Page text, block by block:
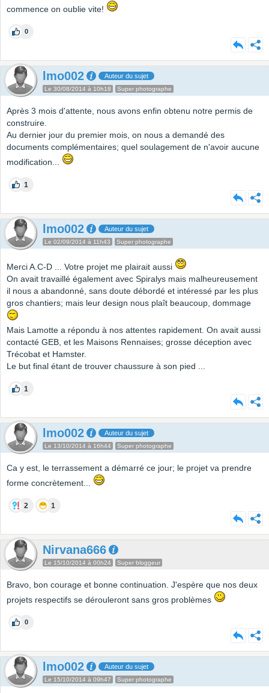
commence on oublie vite!
0
lmo002 Auteur du sujet
Le 30/08/2014 à 10h18 Super photographe
Après 3 mois d'attente, nous avons enfin obtenu notre permis de
construire.
Au dernier jour du premier mois, on nous a demandé des
documents complémentaires; quel soulagement de n'avoir aucune
modification...
1
lmo002 Auteur du sujet
Le 02/09/2014 à 11h43 Super photographe
Merci A.C-D ... Votre projet me plairait aussi
On avait travaillé également avec Spiralys mais malheureusement
il nous a abandonné, sans doute débordé et intéressé par les plus
gros chantiers; mais leur design nous plaît beaucoup, dommage
Mais Lamotte a répondu à nos attentes rapidement. On avait aussi
contacté GEB, et les Maisons Rennaises; grosse déception avec
Trécobat et Hamster.
Le but final étant de trouver chaussure à son pied ...
1
lmo002 Auteur du sujet
Le 13/10/2014 à 16h44 Super photographe
Ca y est, le terrassement a démarré ce jour; le projet va prendre
forme concrètement...
2 1
Nirvana666
Le 15/10/2014 à 00h24 Super bloggeur
Bravo, bon courage et bonne continuation. J'espère que nos deux
projets respectifs se dérouleront sans gros problèmes
0
lmo002 Auteur du sujet
Le 15/10/2014 à 09h47 Super photographe